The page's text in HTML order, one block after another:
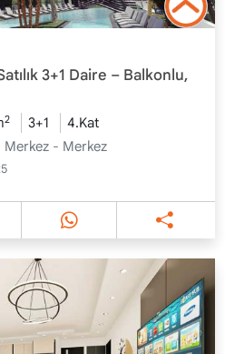
3+1 Daire – Balkonlu,
2 3+1
4.Kat
Merkez - Merkez